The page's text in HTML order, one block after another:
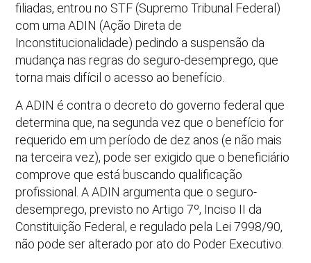
filiadas, entrou no STF (Supremo Tribunal Federal)
com uma ADIN (Ação Direta de
Inconstitucionalidade) pedindo a suspensão da
mudança nas regras do seguro-desemprego, que
torna mais difícil o acesso ao benefício.
A ADIN é contra o decreto do governo federal que
determina que, na segunda vez que o benefício for
requerido em um período de dez anos (e não mais
na terceira vez), pode ser exigido que o beneficiário
comprove que está buscando qualificação
profissional. A ADIN argumenta que o seguro-
desemprego, previsto no Artigo 7º, Inciso II da
Constituição Federal, e regulado pela Lei 7998/90,
não pode ser alterado por ato do Poder Executivo.